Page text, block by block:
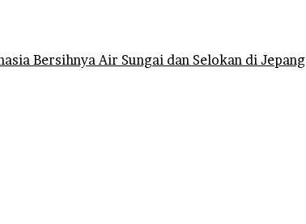
Bersihnya Air Sungai dan Selokan di Jepang